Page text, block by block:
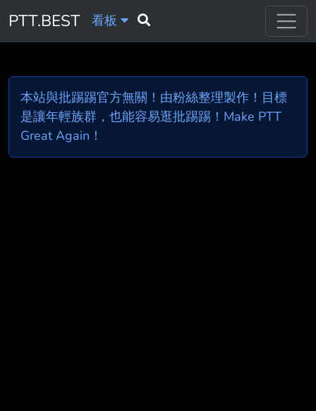
PTT.BEST 看板
本站與批踢踢官方無關！由粉絲整理製作！目標
是讓年輕族群，也能容易逛批踢踢！Make PTT
Great Again！